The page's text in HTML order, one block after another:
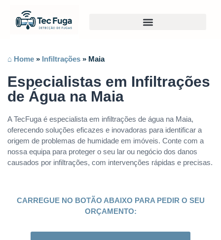
⌂ Home » Infiltrações » Maia
Especialistas em Infiltrações
de Água na Maia
A TecFuga é especialista em infiltrações de água na Maia,
oferecendo soluções eficazes e inovadoras para identificar a
origem de problemas de humidade em imóveis. Conte com a
nossa equipa para proteger o seu lar ou negócio dos danos
causados por infiltrações, com intervenções rápidas e precisas.
CARREGUE NO BOTÃO ABAIXO PARA PEDIR O SEU
ORÇAMENTO: